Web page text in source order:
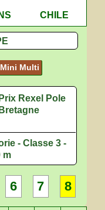
CHILE
Mini Multi
Prix Rexel Pole
- Classe 3 -
m
6 7 8